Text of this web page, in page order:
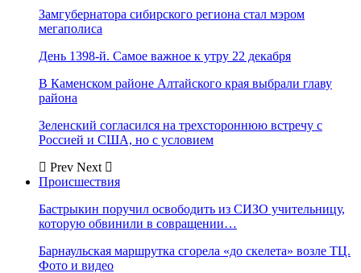
Замгубернатора сибирского региона стал мэром
мегаполиса
День 1398-й. Самое важное к утру 22 декабря
В Каменском районе Алтайского края выбрали главу
района
Зеленский согласился на трехстороннюю встречу с
Россией и США, но с условием
Prev Next
Происшествия
Бастрыкин поручил освободить из СИЗО учительницу,
которую обвинили в совращении…
Барнаульская маршрутка сгорела «до скелета» возле ТЦ.
Фото и видео